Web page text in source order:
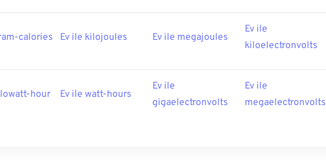
calories Ev ile kilojoules Ev ile megajoules
Ev ile
kiloelectronvolts
hour Ev ile watt-hours
Ev ile
gigaelectronvolts
Ev ile
megaelectronvolts